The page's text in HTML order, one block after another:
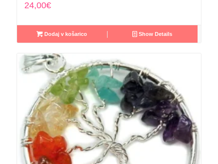
24,00€
Dodaj v košarico Show Details